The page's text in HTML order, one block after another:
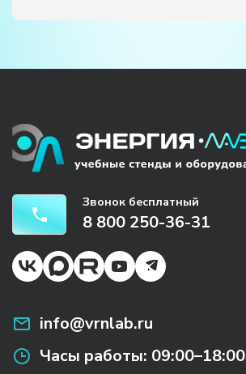
Звонок бесплатный
8 800 250-36-31
info@vrnlab.ru
Часы работы: 09:00–18:00